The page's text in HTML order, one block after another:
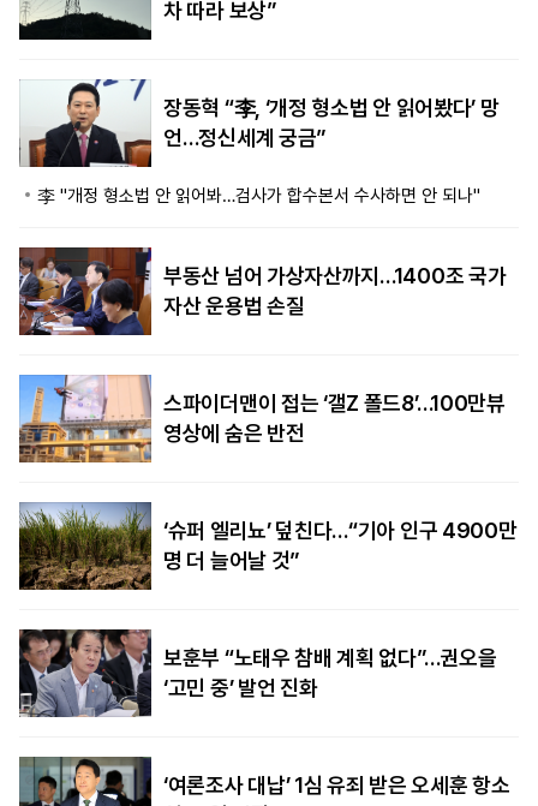
차 따라 보상”
장동혁 “李, ‘개정 형소법 안 읽어봤다’ 망
언…정신세계 궁금”
李 "개정 형소법 안 읽어봐…검사가 합수본서 수사하면 안 되나"
부동산 넘어 가상자산까지…1400조 국가
자산 운용법 손질
스파이더맨이 접는 ‘갤Z 폴드8’…100만뷰
영상에 숨은 반전
‘슈퍼 엘리뇨’ 덮친다…“기아 인구 4900만
명 더 늘어날 것”
보훈부 “노태우 참배 계획 없다”…권오을
‘고민 중’ 발언 진화
‘여론조사 대납’ 1심 유죄 받은 오세훈 항소